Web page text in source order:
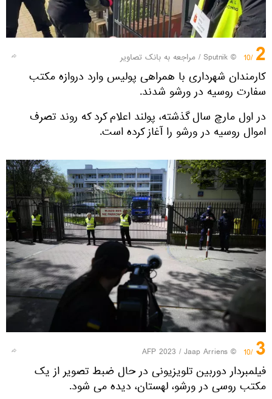
2
/10
© Sputnik
/ مراجعه به بانک تصاویر
کارمندان شهرداری با همراهی پولیس وارد دروازه مکتب
سفارت روسیه در ورشو شدند.
در اول مارچ سال گذشته، پولند اعلام کرد که روند تصرف
اموال روسیه در ورشو را آغاز کرده است.
3
/10
© AFP 2023 / Jaap Arriens
فیلمبردار دوربین تلویزیونی در حال ضبط تصویر از یک
مکتب روسی در ورشو، لهستان، دیده می شود.